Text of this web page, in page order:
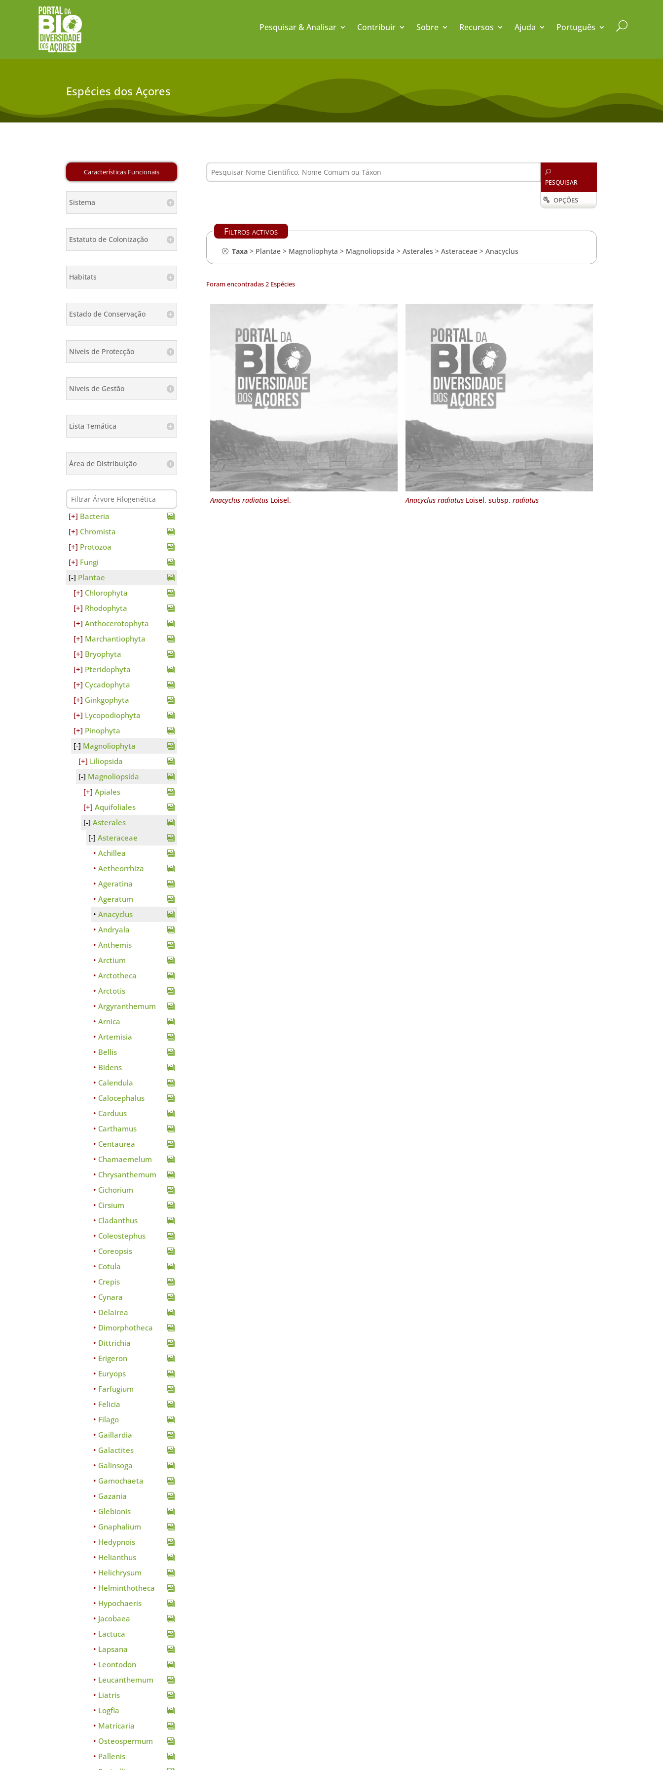
Pesquisar & Analisar Contribuir Sobre Recursos Ajuda Português U
Espécies dos Açores
Sistema
Estatuto de Colonização
Habitats
Estado de Conservação
Níveis de Protecção
Níveis de Gestão
Lista Temática
Área de Distribuição
Bacteria
Chromista
Protozoa
Fungi
Plantae
Chlorophyta
Rhodophyta
Anthocerotophyta
Marchantiophyta
Bryophyta
Pteridophyta
Cycadophyta
Ginkgophyta
Lycopodiophyta
Pinophyta
Magnoliophyta
Liliopsida
Magnoliopsida
Apiales
Aquifoliales
Asterales
Asteraceae
Achillea
Aetheorrhiza
Ageratina
Ageratum
Anacyclus
Andryala
Anthemis
Arctium
Arctotheca
Arctotis
Argyranthemum
Arnica
Artemisia
Bellis
Bidens
Calendula
Calocephalus
Carduus
Carthamus
Centaurea
Chamaemelum
Chrysanthemum
Cichorium
Cirsium
Cladanthus
Coleostephus
Coreopsis
Cotula
Crepis
Cynara
Delairea
Dimorphotheca
Dittrichia
Erigeron
Euryops
Farfugium
Felicia
Filago
Gaillardia
Galactites
Galinsoga
Gamochaeta
Gazania
Glebionis
Gnaphalium
Hedypnois
Helianthus
Helichrysum
Helminthotheca
Hypochaeris
Jacobaea
Lactuca
Lapsana
Leontodon
Leucanthemum
Liatris
Logfia
Matricaria
Osteospermum
Pallenis
U
PESQUISAR
 OPÇÕES
Filtros activos
Taxa> Plantae> Magnoliophyta > Magnoliopsida > Asterales > Asteraceae> Anacyclus
Foram encontradas 2 Espécies
Anacyclus radiatusLoisel. Anacyclus radiatusLoisel. subsp. radiatus